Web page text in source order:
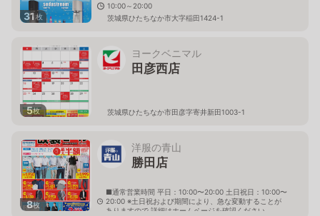
31枚
10:00～20:00
茨城県ひたちなか市大字稲田1424-1
5枚
ヨークベニマル
田彦西店
茨城県ひたちなか市田彦字寄井新田1003-1
8枚
洋服の青山
勝田店
■通常営業時間 平日：10:00〜20:00 土日祝日：10:00〜
20:00 ※土日祝および期間により、急な変動することが
ありますので 詳細はホームページを確認ください